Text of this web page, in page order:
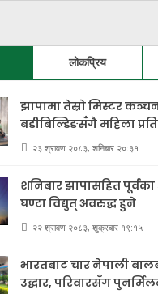
लोकप्रिय
झापामा तेस्रो मिस्टर
बडीबिल्डिङसँगै महिला
२३ श्रावण २०८३, शनिबार २०:३१
शनिबार झापासहित
घण्टा विद्युत् अवरुद्ध हुने
२२ श्रावण २०८३, शुक्रबार १९:१५
भारतबाट चार नेपाली
उद्धार, परिवारसँग